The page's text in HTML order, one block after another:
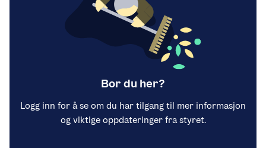
Bor du her?
Logg inn for å se om du har tilgang til mer informasjon
og viktige oppdateringer fra styret.